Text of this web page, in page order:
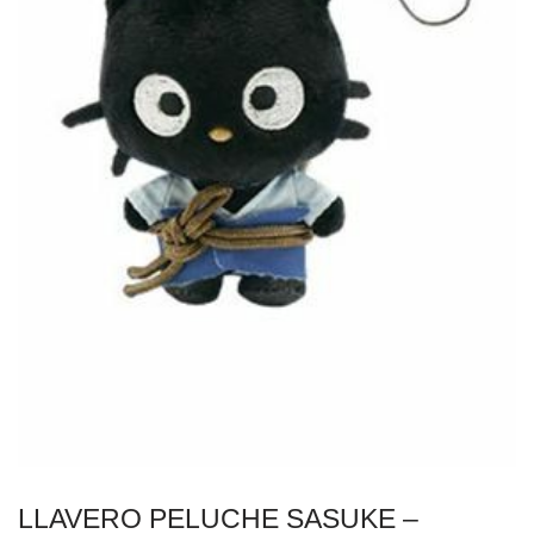
LLAVERO PELUCHE SASUKE –